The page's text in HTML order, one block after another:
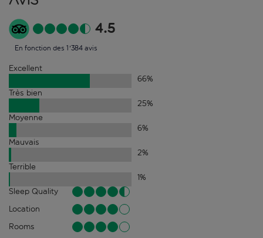
4.5
En fonction des 1'384 avis
Excellent
66%
Très bien
25%
Moyenne
6%
Mauvais
2%
Terrible
1%
Sleep Quality
Location
Rooms